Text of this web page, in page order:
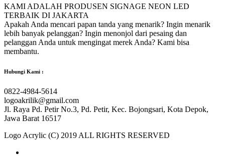
KAMI ADALAH PRODUSEN SIGNAGE NEON LED
TERBAIK DI JAKARTA
Apakah Anda mencari papan tanda yang menarik? Ingin menarik
lebih banyak pelanggan? Ingin menonjol dari pesaing dan
pelanggan Anda untuk mengingat merek Anda? Kami bisa
membantu.
Hubungi Kami :
0822-4984-5614
logoakrilik@gmail.com
Jl. Raya Pd. Petir No.3, Pd. Petir, Kec. Bojongsari, Kota Depok,
Jawa Barat 16517
Logo Acrylic (C) 2019 ALL RIGHTS RESERVED